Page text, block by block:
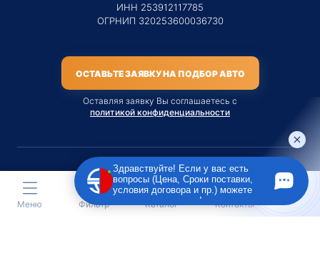
ИНН 253912117785
ОГРНИП 320253600036730
ОСТАВЬТЕ ЗАЯВКУ НА ПОДБОР АВТО
Оставляя заявку Вы соглашаетесь с
политикой конфиденциальности
Материалы данного сайта являются публичной офертой
только на услугу сопровождения Агентом приобретения
транспортного средства Клиентом.
Меню Фильтр Каталог Контакты
Здравствуйте! Если у вас есть
вопросы (Цена, Сроки поставки,
условия договора и пр.) можете
задать их мне в чат!